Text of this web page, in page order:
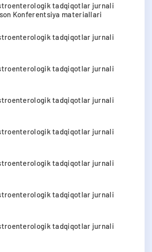
tadqiqotlar jurnali
Konferentsiya materiallari
tadqiqotlar jurnali
tadqiqotlar jurnali
tadqiqotlar jurnali
tadqiqotlar jurnali
tadqiqotlar jurnali
tadqiqotlar jurnali
tadqiqotlar jurnali